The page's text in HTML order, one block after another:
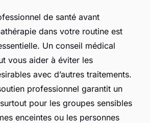
de santé avant
dans votre routine est
Un conseil médical
vous aider à éviter les
avec d’autres traitements.
professionnel garantit un
pour les groupes sensibles
enceintes ou les personnes